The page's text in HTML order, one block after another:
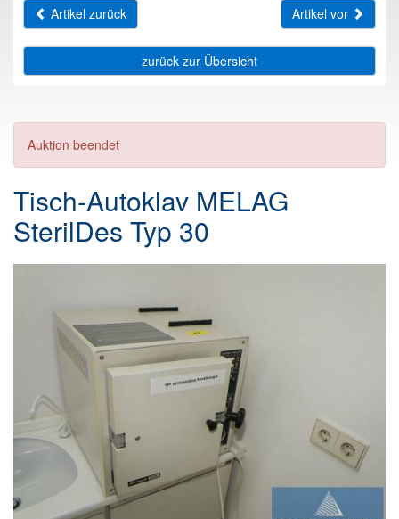
Artikel zurück
Artikel vor
zurück zur Übersicht
Auktion beendet
Tisch-Autoklav MELAG
SterilDes Typ 30